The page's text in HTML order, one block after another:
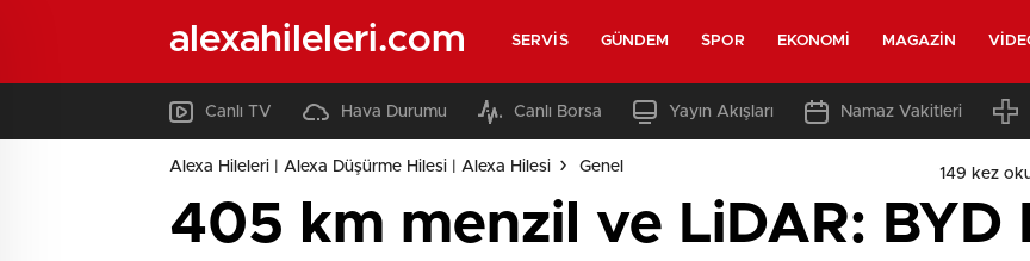
alexahileleri.com SERVIS GÜNDEM SPOR EKONOMI MAGAZIN
Canlı TV Hava Durumu Canlı Borsa Yayın Akışları Namaz Vakitleri
Alexa Hileleri | Alexa Düşürme Hilesi | Alexa Hilesi Genel 149 kez
405 km menzil ve LiDAR: BYD